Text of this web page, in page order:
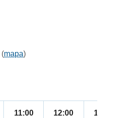
(mapa)
11:00 12:00 13:00